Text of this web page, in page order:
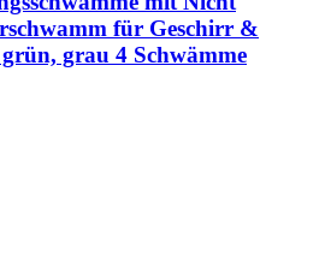
für Geschirr &
grau 4 Schwämme